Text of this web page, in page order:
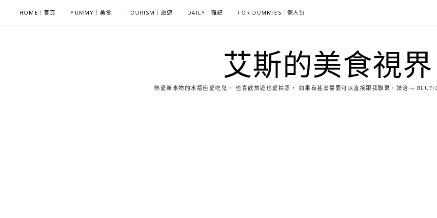
HOME｜首頁 YUMMY｜美食 TOURISM｜旅遊 DAILY｜雜記 FOR DUMMIES｜懶人包
艾斯的美食視界
熱愛新事物的水瓶座愛吃鬼， 也喜歡旅遊也愛拍照， 如果有甚麼需要可以直接跟我聯繫，請洽→